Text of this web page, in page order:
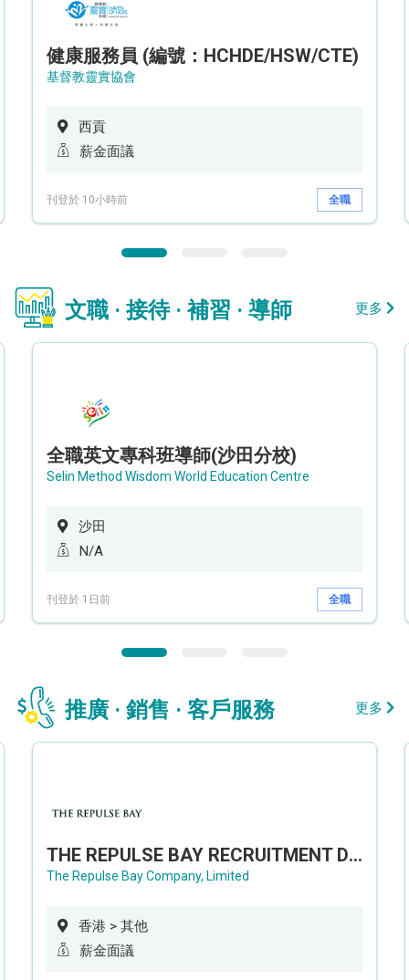
健康服務員 (編號：HCHDE/HSW/CTE)
基督教靈實協會
西貢
薪金面議
刊登於 10小時前 全職
文職 · 接待 · 補習 · 導師 更多
全職英文專科班導師(沙田分校)
Selin Method Wisdom World Education Centre
沙田
N/A
刊登於 1日前 全職
推廣 · 銷售 · 客戶服務 更多
THE REPULSE BAY RECRUITMENT DAY 淺水灣影灣園人才招聘會
The Repulse Bay Company, Limited
香港 > 其他
薪金面議